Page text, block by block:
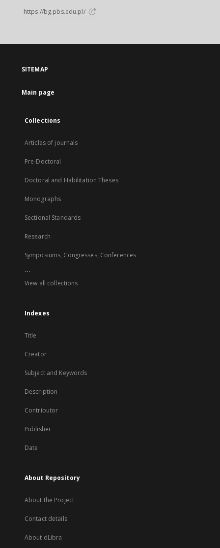
https://bg.pbs.edu.pl/
SITEMAP
Main page
Collections
Articles of journals
Pre-Doctoral
Doctoral and Habilitation Theses
Monographs
Sectional Standards
Research
Symposiums, Congresses, Conferences
...
View all collections
Indexes
Title
Creator
Subject and Keywords
Description
Contributor
Publisher
Date
About Repository
About the Project
Contact details
About dLibra